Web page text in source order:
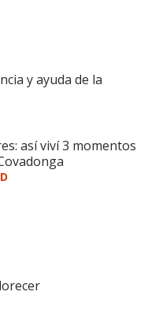
y ayuda de la
así viví 3 momentos